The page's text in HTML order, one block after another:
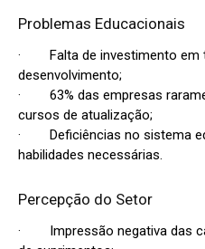
Problemas Educacionais
· Falta de investimento em
desenvolvimento;
· 63% das empresas
cursos de atualização;
· Deficiências no sistema
habilidades necessárias.
Percepção do Setor
· Impressão negativa das